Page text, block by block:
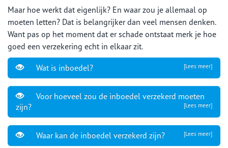
Maar hoe werkt dat eigenlijk? En waar zou je allemaal op
moeten letten? Dat is belangrijker dan veel mensen denken.
Want pas op het moment dat er schade ontstaat merk je hoe
goed een verzekering echt in elkaar zit.
Wat is inboedel? [Lees meer]
Voor hoeveel zou de inboedel verzekerd moeten
zijn?
[Lees meer]
Waar kan de inboedel verzekerd zijn? [Lees meer]